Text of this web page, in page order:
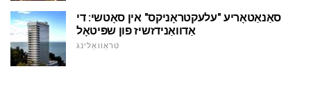
סאַנאַטאָריע "עלעקטראָניקס" אין סאָטשי: די
אַדוואַנידזשיז פון שפּיטאָל
טראַוואַלינג